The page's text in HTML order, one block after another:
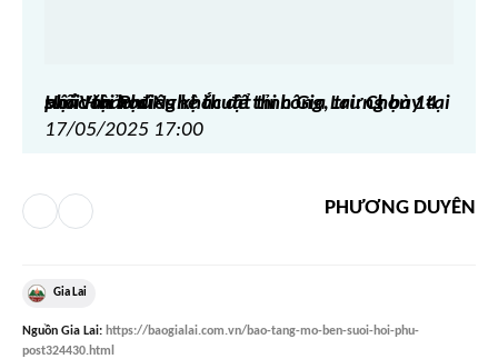
Hội Văn học Nghệ thuật tỉnh Gia Lai: Chọn 14 phác thảo điêu khắc để thi công, trưng bày tại suối Hội Phú
17/05/2025 17:00
PHƯƠNG DUYÊN
Gia Lai
Nguồn Gia Lai: https://baogialai.com.vn/bao-tang-mo-ben-suoi-hoi-phu-
post324430.html